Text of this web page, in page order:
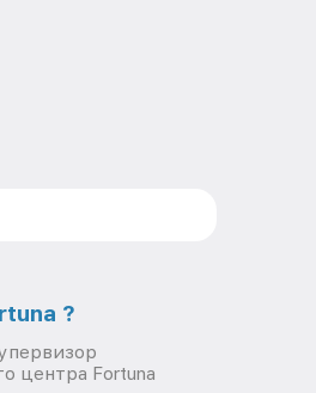
?
центра Fortuna